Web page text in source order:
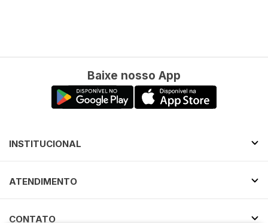
Baixe nosso App
INSTITUCIONAL
ATENDIMENTO
CONTATO